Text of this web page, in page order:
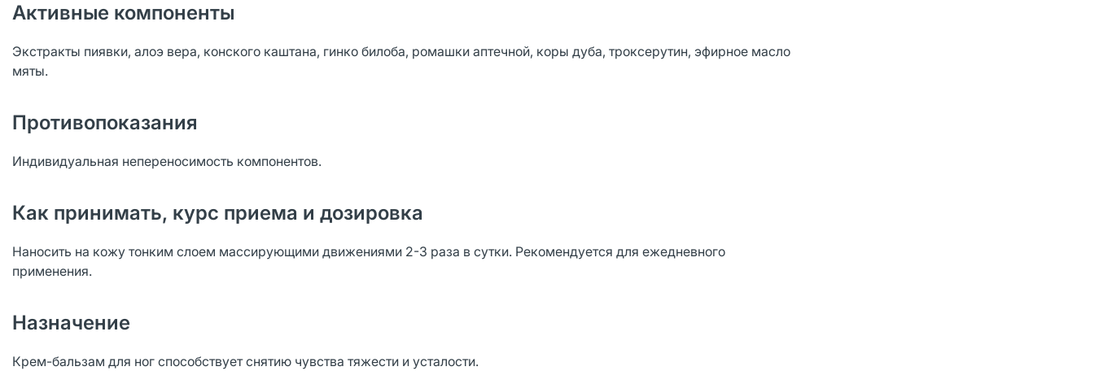
Активные компоненты
Экстракты пиявки, алоэ вера, конского каштана, гинко билоба, ромашки аптечной, коры дуба, троксерутин, эфирное масло
мяты.
Противопоказания
Индивидуальная непереносимость компонентов.
Как принимать, курс приема и дозировка
Наносить на кожу тонким слоем массирующими движениями 2-3 раза в сутки. Рекомендуется для ежедневного
применения.
Назначение
Крем-бальзам для ног способствует снятию чувства тяжести и усталости.